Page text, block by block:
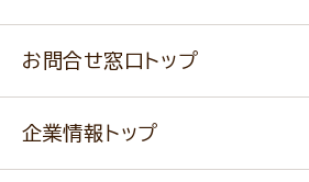
通販サイト一覧
みなさまのレシピはこちら
ふっくらパンをつくりましょう
キャンペーン
ニップンの アマニ 業務用サイト
お問合せ窓口トップ
企業情報トップ